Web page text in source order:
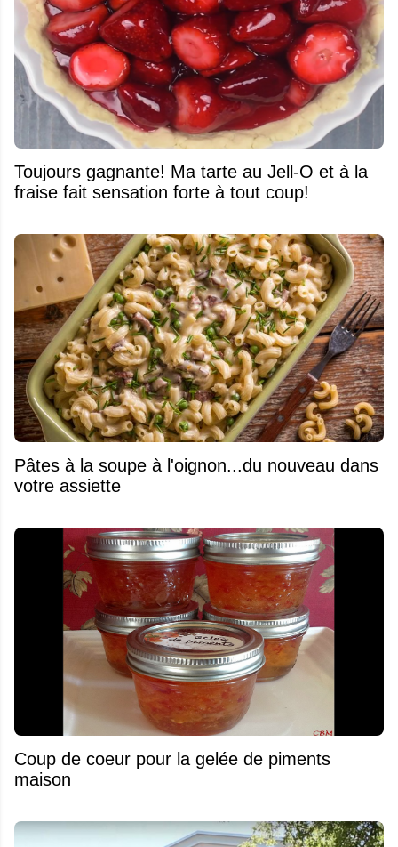
Toujours gagnante! Ma tarte au Jell-O et à la
fraise fait sensation forte à tout coup!
Pâtes à la soupe à l'oignon...du nouveau dans
votre assiette
Coup de coeur pour la gelée de piments
maison